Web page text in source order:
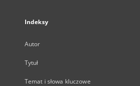
Indeksy
Autor
Tytuł
Temat i słowa kluczowe